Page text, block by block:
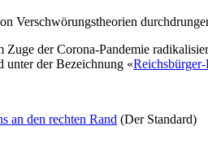
Verschwörungstheorien
der Corona-Pandemie
unter der Bezeichnung «
an den rechten Rand (Der Standard)